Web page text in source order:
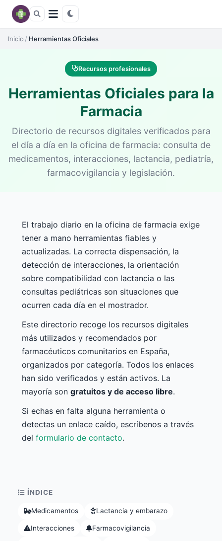
Inicio / Herramientas Oficiales
Recursos profesionales
Herramientas Oficiales para la
Farmacia
Directorio de recursos digitales verificados para
el día a día en la oficina de farmacia: consulta de
medicamentos, interacciones, lactancia, pediatría,
farmacovigilancia y legislación.
El trabajo diario en la oficina de farmacia exige
tener a mano herramientas fiables y
actualizadas. La correcta dispensación, la
detección de interacciones, la orientación
sobre compatibilidad con lactancia o las
consultas pediátricas son situaciones que
ocurren cada día en el mostrador.
Este directorio recoge los recursos digitales
más utilizados y recomendados por
farmacéuticos comunitarios en España,
organizados por categoría. Todos los enlaces
han sido verificados y están activos. La
mayoría son gratuitos y de acceso libre.
Si echas en falta alguna herramienta o
detectas un enlace caído, escríbenos a través
del formulario de contacto.
ÍNDICE
Medicamentos Lactancia y embarazo
Interacciones Farmacovigilancia